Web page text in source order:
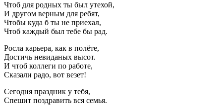
Чтоб для родных ты был утехой,
И другом верным для ребят,
Чтобы куда б ты не приехал,
Чтоб каждый был тебе бы рад.
Росла карьера, как в полёте,
Достичь невиданых высот.
И чтоб коллеги по работе,
Сказали радо, вот везет!
Сегодня праздник у тебя,
Спешит поздравить вся семья.